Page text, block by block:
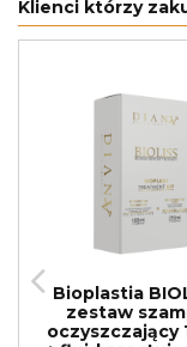
Klienci którzy
Bioplastia
zestaw
oczyszczający